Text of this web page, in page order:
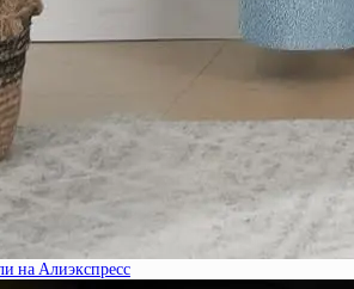
на Алиэкспресс